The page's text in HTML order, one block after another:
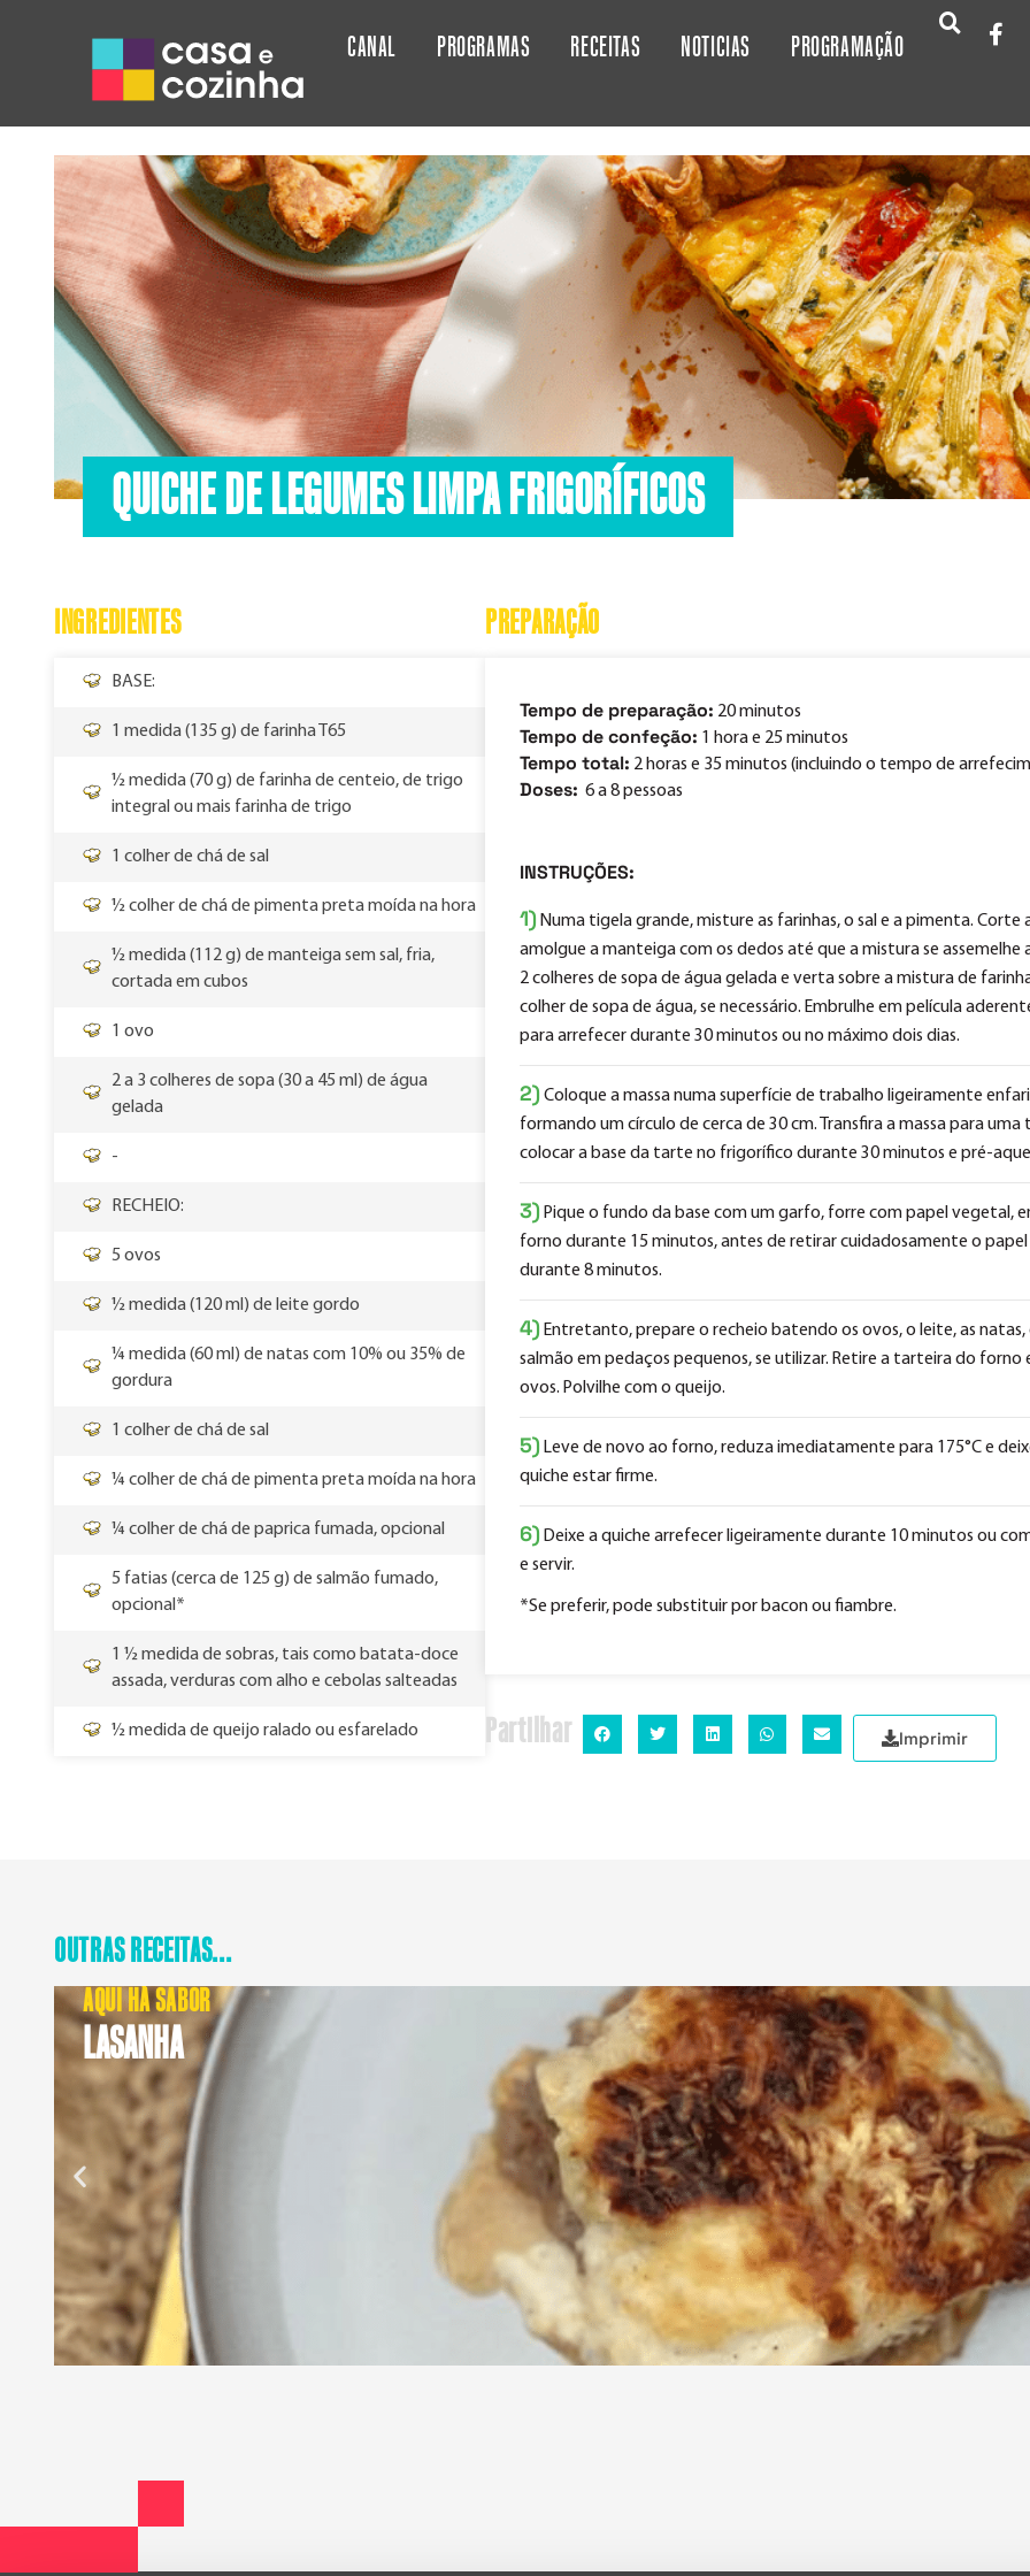
CANAL PROGRAMAS RECEITAS NOTICIAS PROGRAMAÇÃO
QUICHE DE LEGUMES LIMPA FRIGORÍFICOS
INGREDIENTES
BASE:
1 medida (135 g) de farinha T65
½ medida (70 g) de farinha de centeio, de trigo
integral ou mais farinha de trigo
1 colher de chá de sal
½ colher de chá de pimenta preta moída na hora
½ medida (112 g) de manteiga sem sal, fria,
cortada em cubos
1 ovo
2 a 3 colheres de sopa (30 a 45 ml) de água
gelada
-
RECHEIO:
5 ovos
½ medida (120 ml) de leite gordo
¼ medida (60 ml) de natas com 10% ou 35% de
gordura
1 colher de chá de sal
¼ colher de chá de pimenta preta moída na hora
¼ colher de chá de paprica fumada, opcional
5 fatias (cerca de 125 g) de salmão fumado,
opcional*
1 ½ medida de sobras, tais como batata-doce
assada, verduras com alho e cebolas salteadas
½ medida de queijo ralado ou esfarelado
PREPARAÇÃO
Tempo de preparação: 20 minutos
Tempo de confeção: 1 hora e 25 minutos
Tempo total: 2 horas e 35 minutos (incluindo o tempo de
Doses: 6 a 8 pessoas
INSTRUÇÕES:
1) Numa tigela grande, misture as farinhas, o sal e a pimenta.
amolgue a manteiga com os dedos até que a mistura se
2 colheres de sopa de água gelada e verta sobre a mistura de
colher de sopa de água, se necessário. Embrulhe em película
para arrefecer durante 30 minutos ou no máximo dois dias.
2) Coloque a massa numa superfície de trabalho ligeiramente
formando um círculo de cerca de 30 cm. Transfira a massa para
colocar a base da tarte no frigorífico durante 30 minutos e pré-
3) Pique o fundo da base com um garfo, forre com papel vegetal,
forno durante 15 minutos, antes de retirar cuidadosamente o
durante 8 minutos.
4) Entretanto, prepare o recheio batendo os ovos, o leite, as
salmão em pedaços pequenos, se utilizar. Retire a tarteira do
ovos. Polvilhe com o queijo.
5) Leve de novo ao forno, reduza imediatamente para 175°C e
quiche estar firme.
6) Deixe a quiche arrefecer ligeiramente durante 10 minutos ou
e servir.
*Se preferir, pode substituir por bacon ou fiambre.
Partilhar Imprimir
OUTRAS RECEITAS...
AQUI HÁ SABOR
LASANHA